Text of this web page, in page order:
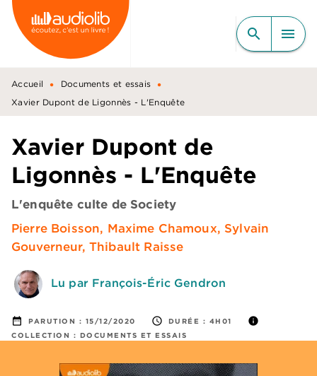
MENU RECHERCHE
CONTENU
PIED DE PAGE
search menu
Accueil • Documents et essais •
Xavier Dupont de Ligonnès - L'Enquête
Xavier Dupont de
Ligonnès - L'Enquête
L'enquête culte de Society
Pierre Boisson, Maxime Chamoux, Sylvain
Gouverneur, Thibault Raisse
Lu par François-Éric Gendron
date_range PARUTION : 15/12/2020 access_time DURÉE : 4H01 info
COLLECTION : DOCUMENTS ET ESSAIS